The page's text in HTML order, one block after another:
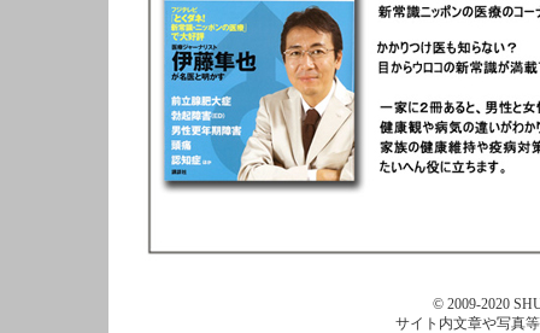
© 2009-2020
サイト内文章や写真